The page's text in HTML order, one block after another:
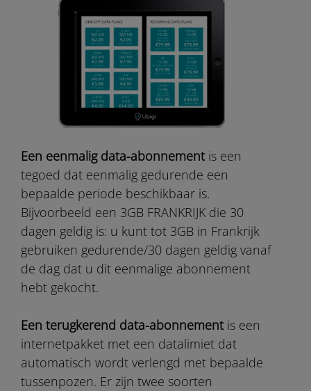
Een eenmalig data-abonnementis een
tegoed dat eenmalig gedurende een
bepaalde periode beschikbaar is.
Bijvoorbeeld een 3GB FRANKRIJK die 30
dagen geldig is: u kunt tot 3GB in Frankrijk
gebruiken gedurende/30 dagen geldig vanaf
de dag dat u dit eenmalige abonnement
hebt gekocht.
Een terugkerend data-abonnementis een
internetpakket met een datalimiet dat
automatisch wordt verlengd met bepaalde
tussenpozen. Er zijn twee soorten